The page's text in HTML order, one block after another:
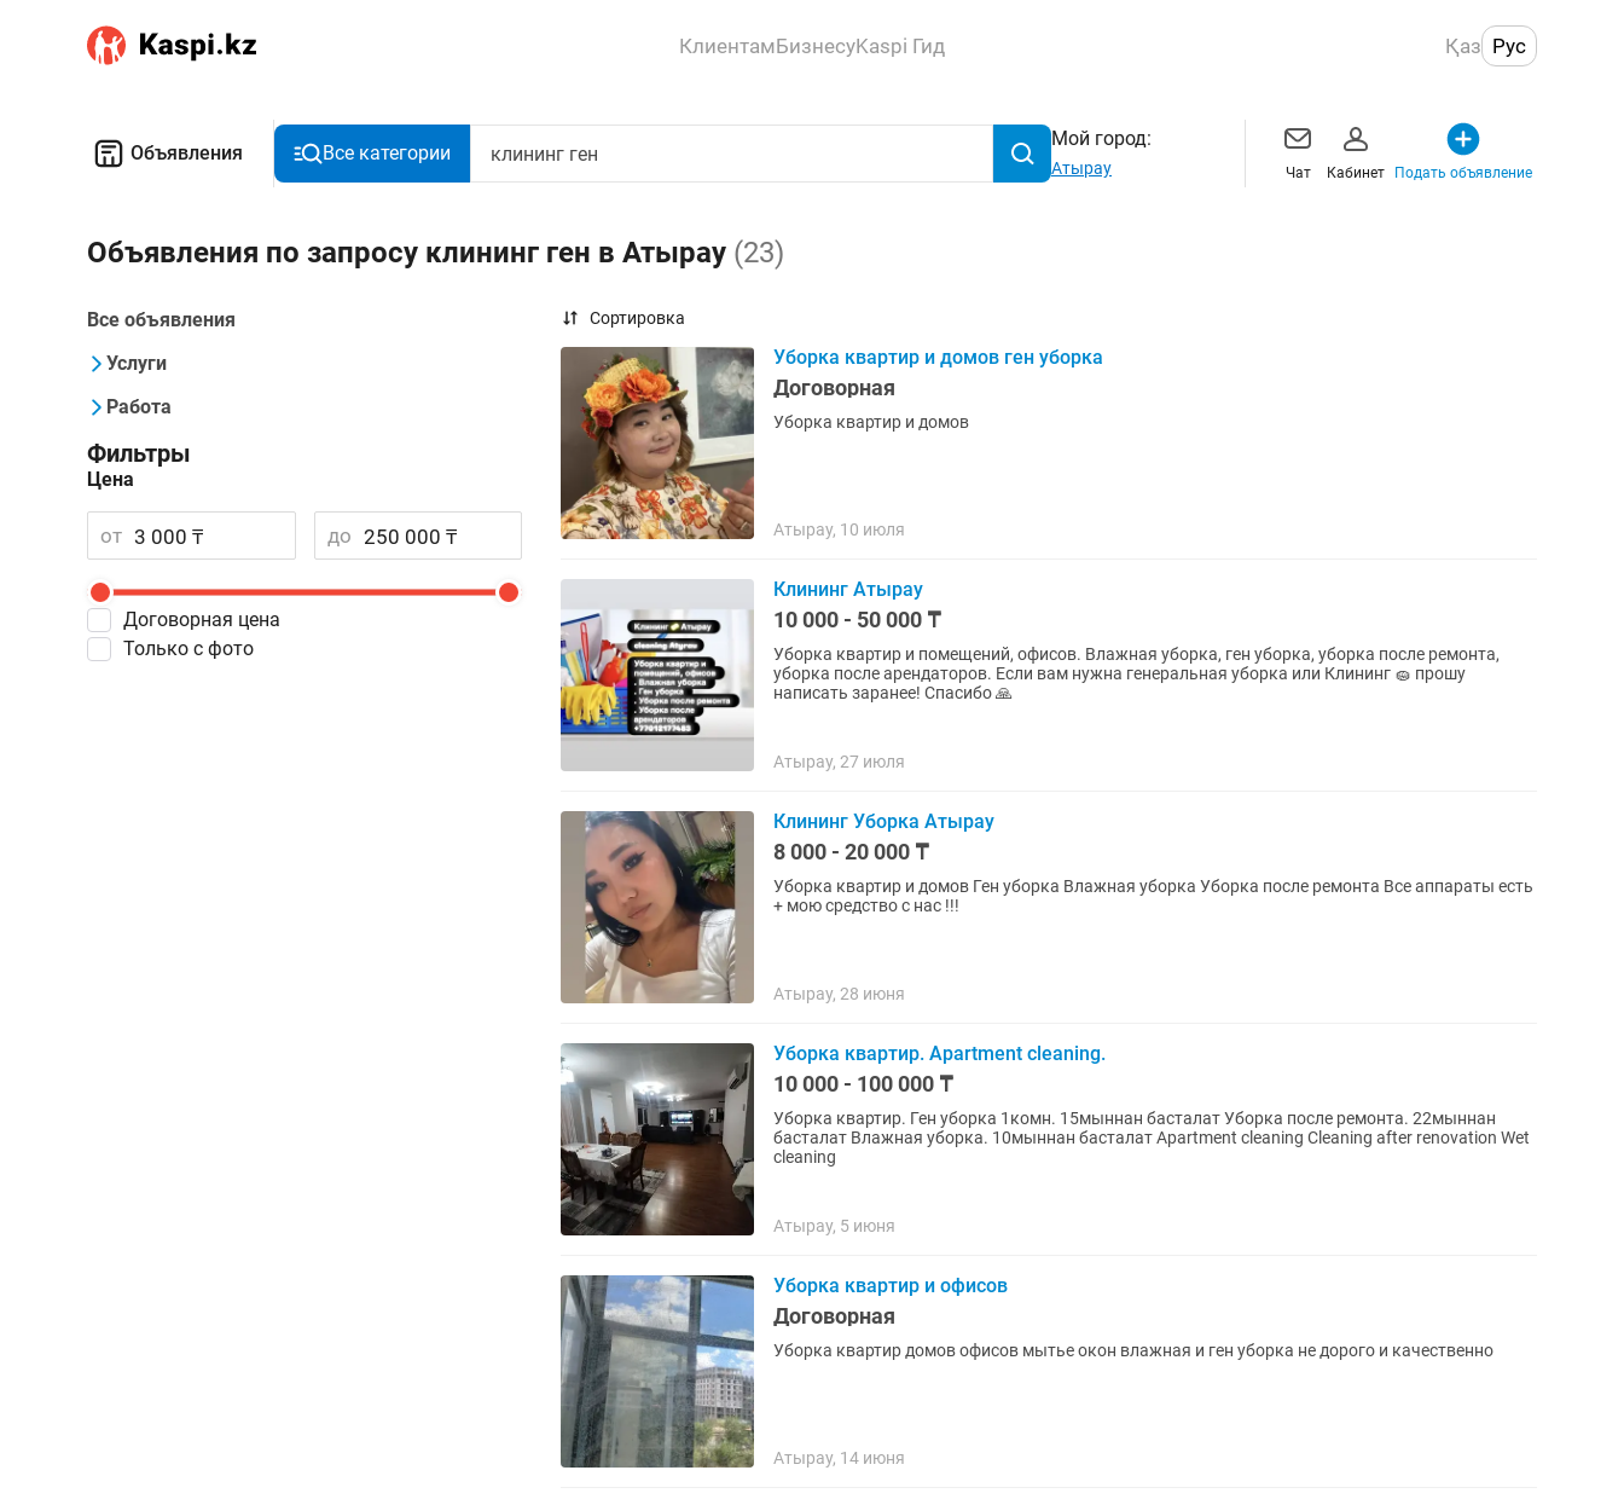
КлиентамБизнесуKaspi Гид Қаз Рус
Объявления Все категории
Мой город:
Атырау Чат Кабинет Подать объявление
Объявления по запросу клининг ген в Атырау (23)
Все объявления
Услуги
Работа
Фильтры
Цена
от до
Договорная цена
Только с фото
Сортировка
Уборка квартир и домов ген уборка
Договорная
Уборка квартир и домов
Атырау, 10 июля
Клининг Атырау
10 000 - 50 000 ₸
Уборка квартир и помещений, офисов. Влажная уборка, ген уборка, уборка после ремонта,
уборка после арендаторов. Если вам нужна генеральная уборка или Клининг 🧽 прошу
написать заранее! Спасибо 🙏
Атырау, 27 июля
Клининг Уборка Атырау
8 000 - 20 000 ₸
Уборка квартир и домов Ген уборка Влажная уборка Уборка после ремонта Все аппараты есть
+ мою средство с нас !!!
Атырау, 28 июня
Уборка квартир. Apartment cleaning.
10 000 - 100 000 ₸
Уборка квартир. Ген уборка 1комн. 15мыннан басталат Уборка после ремонта. 22мыннан
басталат Влажная уборка. 10мыннан басталат Apartment cleaning Cleaning after renovation Wet
cleaning
Атырау, 5 июня
Уборка квартир и офисов
Договорная
Уборка квартир домов офисов мытье окон влажная и ген уборка не дорого и качественно
Атырау, 14 июня